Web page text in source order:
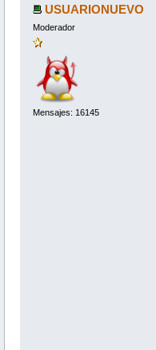
USUARIONUEVO
Moderador
Mensajes: 16145